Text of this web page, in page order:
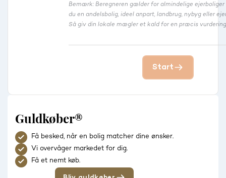
Bemærk: Beregneren gælder for almindelige ejerboliger
du en andelsbolig, ideel anpart, landbrug, nybyg eller
Så giv din lokale mægler et kald for en præcis
Start
Guldkøber®
Få besked, når en bolig matcher dine ønsker.
Vi overvåger markedet for dig.
Få et nemt køb.